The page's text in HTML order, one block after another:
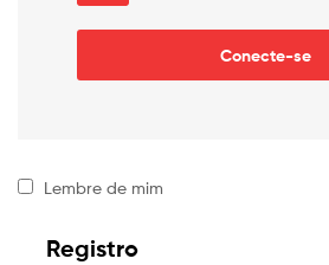
Conecte-se
Lembre de mim
Registro